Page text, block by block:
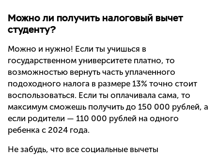
Можно ли получить налоговый вычет
студенту?
Можно и нужно! Если ты учишься в
государственном университете платно, то
возможностью вернуть часть уплаченного
подоходного налога в размере 13% точно стоит
воспользоваться. Если ты оплачивала сама, то
максимум сможешь получить до 150 000 рублей, а
если родители — 110 000 рублей на одного
ребенка с 2024 года.
Не забудь, что все социальные вычеты